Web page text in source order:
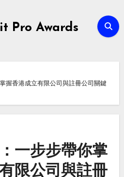
Pro Awards
握香港成立有限公司與註冊公司關鍵
一步步帶你掌
限公司與註冊